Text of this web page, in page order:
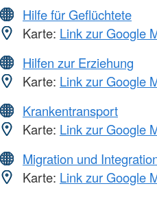
Hilfe für Geflüchtete
Karte: Link zur Google
Hilfen zur Erziehung
Karte: Link zur Google
Krankentransport
Karte: Link zur Google
Migration und
Karte: Link zur Google